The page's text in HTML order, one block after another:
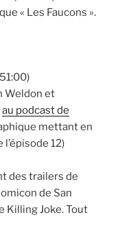
« Les Faucons ».
Weldon et
au podcast de
mettant en
l’épisode 12)
des trailers de
de San
Killing Joke. Tout